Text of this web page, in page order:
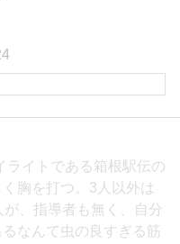
ライトである箱根駅伝の
胸を打つ。3人以外は
、指導者も無く、自分
なんて虫の良すぎる筋